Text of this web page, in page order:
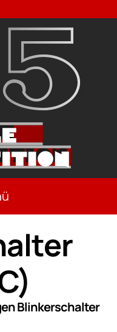
Blinkerschalter